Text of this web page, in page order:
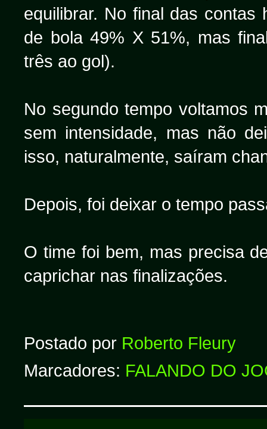
equilibrar. No final das contas
de bola 49% X 51%, mas
três ao gol).
No segundo tempo voltamos
sem intensidade, mas não
isso, naturalmente, saíram
Depois, foi deixar o tempo
O time foi bem, mas precisa
caprichar nas finalizações.
Postado por Roberto Fleury
Marcadores: FALANDO DO